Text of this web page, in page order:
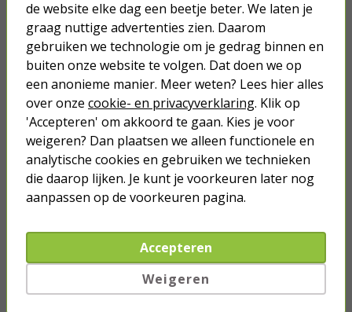
Anderen kochten ook...
Netwerkkabel | Cat6 S/FTP | 50
meter (100% koper, LSZH, Blauw)
33,95
Netwerkkabel | Cat6 S/FTP | 30
meter (100% koper, LSZH, Rood)
Netwerkkabel | Cat6 S/FTP | 20
meter (100% koper, LSZH, Blauw)
de website elke dag een beetje beter. We laten je
graag nuttige advertenties zien. Daarom
gebruiken we technologie om je gedrag binnen en
buiten onze website te volgen. Dat doen we op
een anonieme manier. Meer weten? Lees hier alles
over onze cookie- en privacyverklaring. Klik op
'Accepteren' om akkoord te gaan. Kies je voor
weigeren? Dan plaatsen we alleen functionele en
analytische cookies en gebruiken we technieken
die daarop lijken. Je kunt je voorkeuren later nog
aanpassen op de voorkeuren pagina.
Accepteren
Weigeren